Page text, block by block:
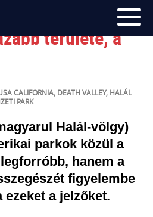
borult a
területe, a
CALIFORNIA, DEATH VALLEY, HALÁL
PARK
Halál-völgy)
parkok közül a
hanem a
figyelembe
a jelzőket.